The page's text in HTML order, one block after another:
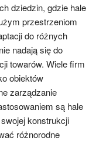
dziedzin, gdzie hale
przestrzeniom
do różnych
nadają się do
towarów. Wiele firm
obiektów
zarządzanie
są hale
konstrukcji
różnorodne